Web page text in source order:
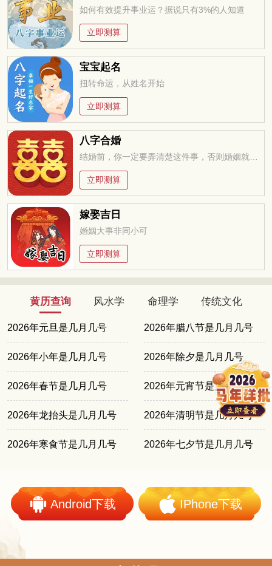
如何有效提升事业运？据说只有3%的人知道
立即测算
宝宝起名
扭转命运，从姓名开始
立即测算
八字合婚
结婚前，你一定要弄清楚这件事，否则婚姻就是你的坟墓
立即测算
嫁娶吉日
婚姻大事非同小可
立即测算
黄历查询 风水学 命理学 传统文化
2026年元旦是几月几号 2026年腊八节是几月几号
2026年小年是几月几号 2026年除夕是几月几号
2026年春节是几月几号 2026年元宵节是几月几号
2026年龙抬头是几月几号 2026年清明节是几月几号
2026年寒食节是几月几号 2026年七夕节是几月几号
Android下载 IPhone下载